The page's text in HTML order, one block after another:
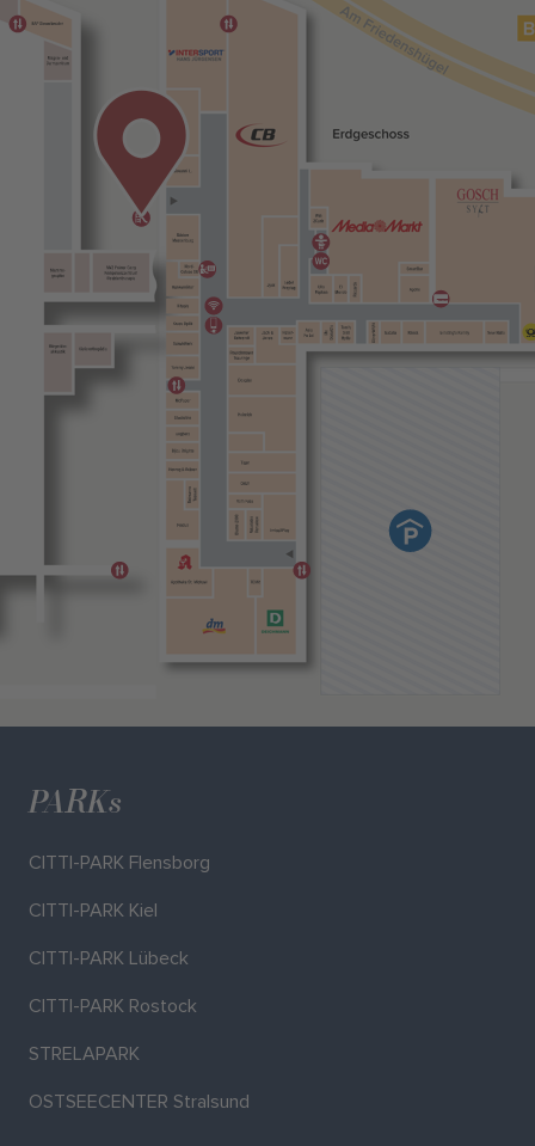
PARKs
CITTI-PARK Flensborg
CITTI-PARK Kiel
CITTI-PARK Lübeck
CITTI-PARK Rostock
STRELAPARK
OSTSEECENTER Stralsund